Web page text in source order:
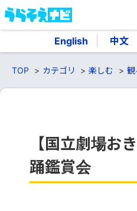
English 中文
TOP カテゴリ 楽しむ 観
【国立劇場お
踊鑑賞会